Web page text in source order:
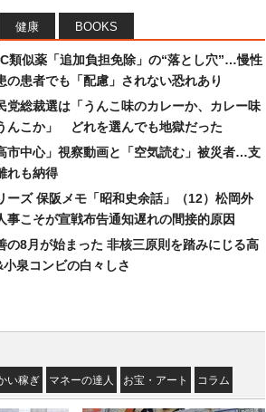
健康 BOOKS
類似薬「追加負担免除」の“落とし穴”…慢性
の患者でも「配慮」されない恐れあり
党総裁選は「うんこ味のカレーか、カレー味
んこか」 どれを選んでも地獄だった
市中心」視察動画と「空気読む」被災者…支
れも納得
ーズ 保阪メモ「昭和史余話」（12）松岡外
事こそが宣戦布告通知遅れの間接的原因
の8月が始まった 非核三原則を踏みにじる高
小泉コンビの白々しさ
い稼ぎ マネーの達人 お宝・アート コラム